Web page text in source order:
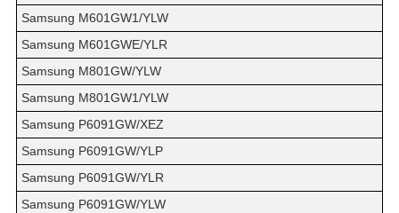
Samsung M601GW1/YLW
Samsung M601GWE/YLR
Samsung M801GW/YLW
Samsung M801GW1/YLW
Samsung P6091GW/XEZ
Samsung P6091GW/YLP
Samsung P6091GW/YLR
Samsung P6091GW/YLW